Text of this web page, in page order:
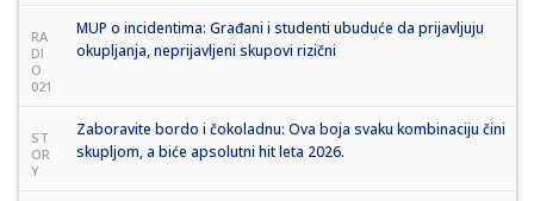
RA
DI
O
021
MUP o incidentima: Građani i studenti ubuduće da prijavljuju
okupljanja, neprijavljeni skupovi rizični
ST
OR
Y
Zaboravite bordo i čokoladnu: Ova boja svaku kombinaciju čini
skupljom, a biće apsolutni hit leta 2026.